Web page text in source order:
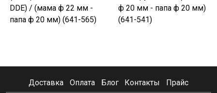
DDE) / (мама ф 22 мм -
папа ф 20 мм) (641-565)
ф 20 мм - папа ф 20 мм)
(641-541)
Доставка Оплата Блог Контакты Прайс